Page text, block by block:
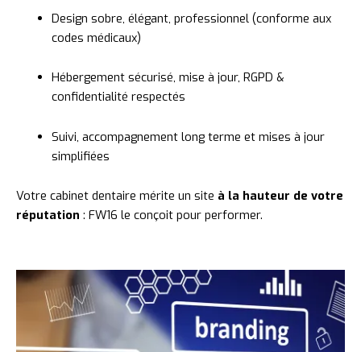
Design sobre, élégant, professionnel (conforme aux
codes médicaux)
Hébergement sécurisé, mise à jour, RGPD &
confidentialité respectés
Suivi, accompagnement long terme et mises à jour
simplifiées
Votre cabinet dentaire mérite un site à la hauteur de votre
réputation : FW16 le conçoit pour performer.